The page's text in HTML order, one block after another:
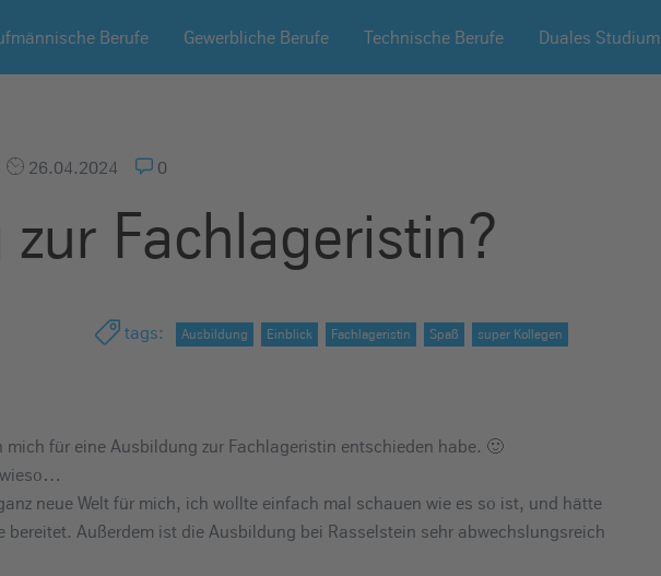
Berufe Gewerbliche Berufe Technische Berufe Duales Studium
26.04.2024 0
Fachlageristin?
tags: Ausbildung Einblick Fachlageristin Spaß super Kollegen
für eine Ausbildung zur Fachlageristin entschieden habe. 🙂
wieso…
neue Welt für mich, ich wollte einfach mal schauen wie es so ist, und hätte
bereitet. Außerdem ist die Ausbildung bei Rasselstein sehr abwechslungsreich